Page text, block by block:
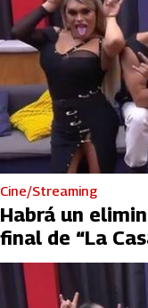
Cine/Streaming
Habrá un
final de “La